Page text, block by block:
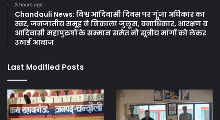
3 hours ago
Chandauli News: विश्व आदिवासी दिवस पर गूंजा अधिकार का
स्वर, जनजातीय समूह ने निकाला जुलूस, वनाधिकार, आरक्षण व
आदिवासी महापुरुषों के सम्मान समेत नौ सूत्रीय मांगों को लेकर
उठाई आवाज
Last Modified Posts